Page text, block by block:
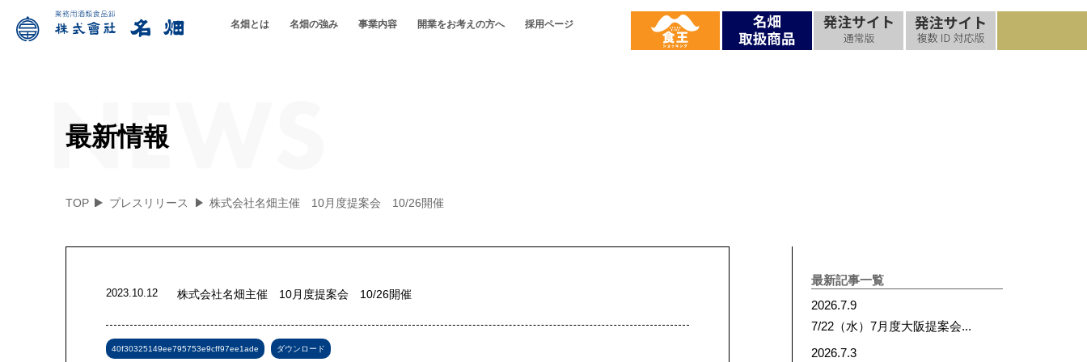
名畑とは 名畑の強み 事業内容
取扱品目
開業をお考えの方へ 採用ページ
最新情報
TOP プレスリリース 株式会社名畑主催 10月度提案会 10/26開催
2023.10.12 株式会社名畑主催 10月度提案会 10/26開催
40f30325149ee795753e9cff97ee1ade ダウンロード
最新記事一覧
2026.7.9
7/22（水）7月度大阪提案会...
2026.7.3